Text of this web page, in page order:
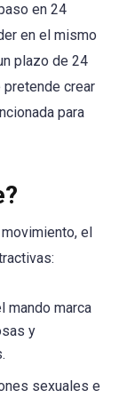
en 24
en el mismo
plazo de 24
pretende crear
para
el
mando marca
y
sexuales e